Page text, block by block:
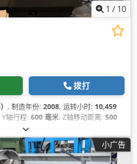
1 / 10
拨打
, 制造年份: 2008, 运转小时: 10,459
Y轴行程: 600 毫米, Z轴移动距离: 500
, 控制器型号:
小广告